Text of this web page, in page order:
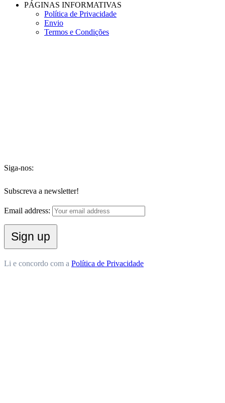
PÁGINAS INFORMATIVAS
Política de Privacidade
Envio
Termos e Condições
Siga-nos:
Subscreva a newsletter!
Email address:
Li e concordo com a Política de Privacidade